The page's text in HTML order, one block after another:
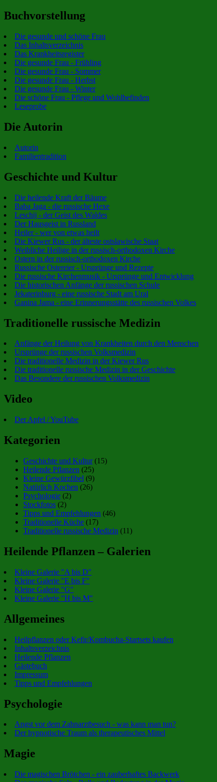
Buchvorstellung
Die gesunde und schöne Frau
Das Inhaltsverzeichnis
Das Krankheitsregister
Die gesunde Frau - Frühling
Die gesunde Frau - Sommer
Die gesunde Frau - Herbst
Die gesunde Frau - Winter
Die schöne Frau - Pflege und Wohlbefinden
Leseprobe
Die Autorin
Autorin
Familientradition
Geschichte und Kultur
Die heilende Kraft der Bäume
Baba Jaga - die russische Hexe
Leschij - der Geist des Waldes
Der Hausgeist in Russland
Heiler - wer von etwas heilt
Die Kiewer Rus - der älteste ostslawische Staat
Weibliche Heilige in der russisch-orthodoxen Kirche
Ostern in der russisch-orthodoxen Kirche
Russische Ostereier - Ursprünge und Rezepte
Die russische Kirchenmusik - Ursprünge und Entwicklung
Die historischen Anfänge der russischen Schule
Jekaterinburg - eine russische Stadt am Ural
Ganina Jama - eine Erinnerungsstätte des russischen Volkes
Traditionelle russische Medizin
Anfänge der Heilung von Krankheiten durch den Menschen
Ursprünge der russischen Volksmedizin
Die traditionelle Medizin in der Kiewer Rus
Die traditionelle russische Medizin in der Geschichte
Das Besondere der russischen Volksmedizin
Video
Der Apfel / YouTube
Kategorien
Geschichte und Kultur(15)
Heilende Pflanzen (25)
Kleine Gewürzfibel (9)
Natürlich Kochen (26)
Psychologie (2)
Stockfotos (2)
Tipps und Empfehlungen (46)
Traditionelle Küche (17)
Traditionelle russische Medizin (11)
Heilende Pflanzen – Galerien
Kleine Galerie "A bis D"
Kleine Galerie "E bis F"
Kleine Galerie "G"
Kleine Galerie "H bis M"
Allgemeines
Heilpflanzen oder Kefir/Kombucha-Startsets kaufen
Inhaltsverzeichnis
Heilende Pflanzen
Gästebuch
Impressum
Tipps und Empfehlungen
Psychologie
Angst vor dem Zahnarztbesuch - was kann man tun?
Der hypnotische Traum als therapeutisches Mittel
Magie
Die magischen Brötchen - ein zauberhaftes Backwerk